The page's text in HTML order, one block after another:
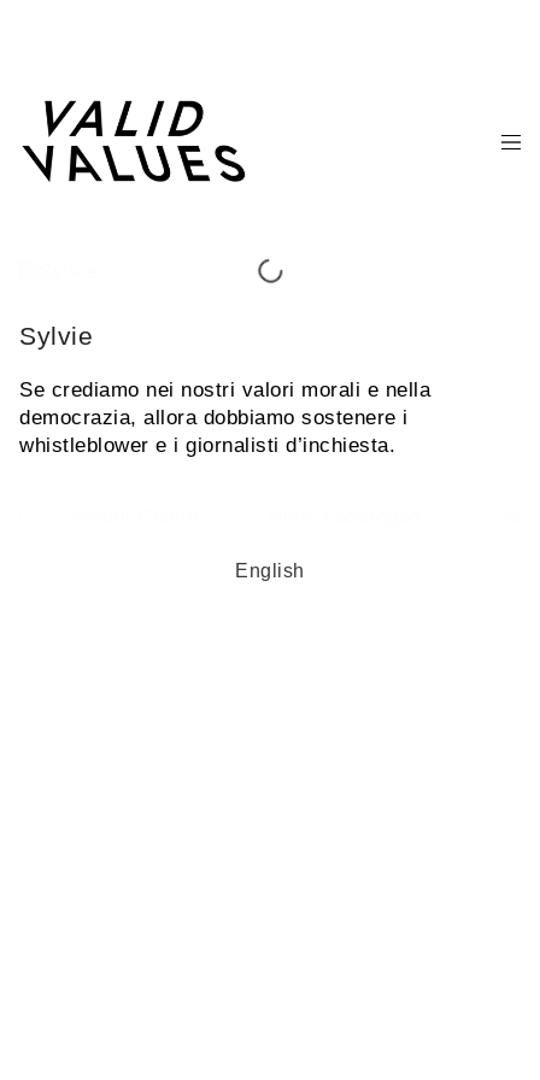
Sylvie
Se crediamo nei nostri valori morali e nella
democrazia, allora dobbiamo sostenere i
whistleblower e i giornalisti d’inchiesta.
English